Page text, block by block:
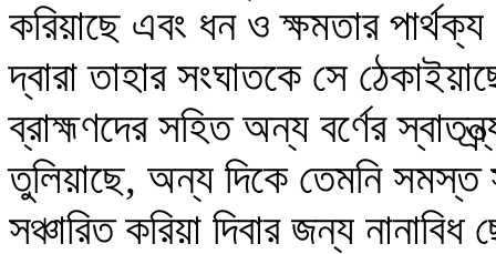
করিয়াছে এবং ধন ও ক্ষমতার
দ্বারা তাহার সংঘাতকে সে
ব্রাহ্মণদের সহিত অন্য বর্ণের
তুলিয়াছে, অন্য দিকে তেমনি সমস্ত
সঞ্চারিত করিয়া দিবার জন্য